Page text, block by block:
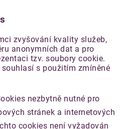
zvyšování kvality služeb,
anonymních dat a pro
tzv. soubory cookie.
s použitím zmíněné
nezbytně nutné pro
stránek a internetových
cookies není vyžadován